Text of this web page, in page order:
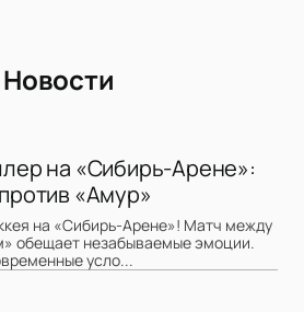
Новости
на «Сибирь-Арене»:
«Амур»
на «Сибирь-Арене»! Матч между
обещает незабываемые эмоции.
усло...